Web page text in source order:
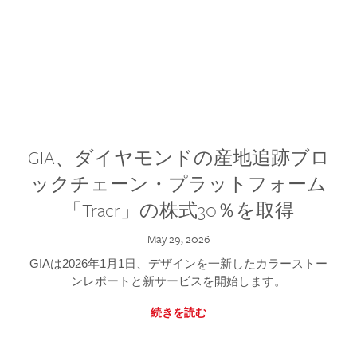
GIA、ダイヤモンドの産地追跡ブロ
ックチェーン・プラットフォーム
「Tracr」の株式30％を取得
May 29, 2026
GIAは2026年1月1日、デザインを一新したカラーストー
ンレポートと新サービスを開始します。
続きを読む